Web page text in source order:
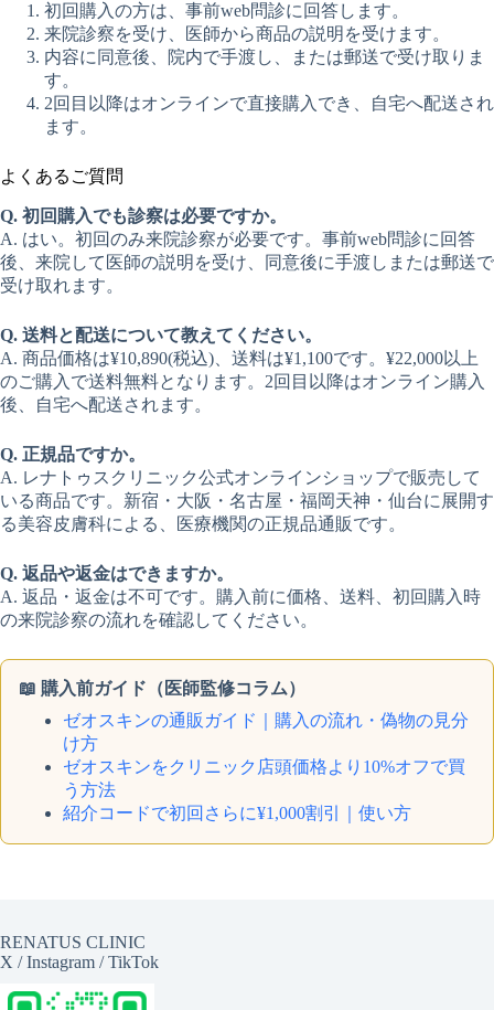
初回購入の方は、事前web問診に回答します。
来院診察を受け、医師から商品の説明を受けます。
内容に同意後、院内で手渡し、または郵送で受け取りま
す。
2回目以降はオンラインで直接購入でき、自宅へ配送され
ます。
よくあるご質問
Q. 初回購入でも診察は必要ですか。
A. はい。初回のみ来院診察が必要です。事前web問診に回答
後、来院して医師の説明を受け、同意後に手渡しまたは郵送で
受け取れます。
Q. 送料と配送について教えてください。
A. 商品価格は¥10,890(税込)、送料は¥1,100です。¥22,000以上
のご購入で送料無料となります。2回目以降はオンライン購入
後、自宅へ配送されます。
Q. 正規品ですか。
A. レナトゥスクリニック公式オンラインショップで販売して
いる商品です。新宿・大阪・名古屋・福岡天神・仙台に展開す
る美容皮膚科による、医療機関の正規品通販です。
Q. 返品や返金はできますか。
A. 返品・返金は不可です。購入前に価格、送料、初回購入時
の来院診察の流れを確認してください。
📖 購入前ガイド（医師監修コラム）
ゼオスキンの通販ガイド｜購入の流れ・偽物の見分
け方
ゼオスキンをクリニック店頭価格より10%オフで買
う方法
紹介コードで初回さらに¥1,000割引｜使い方
RENATUS CLINIC
X /Instagram /TikTok